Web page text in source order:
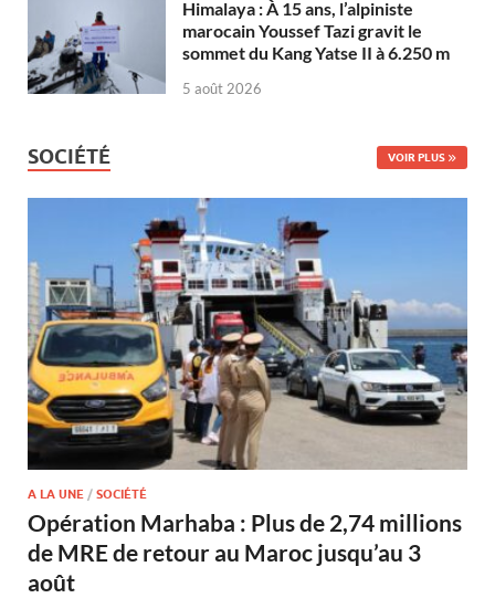
Himalaya : À 15 ans, l’alpiniste
marocain Youssef Tazi gravit le
sommet du Kang Yatse II à 6.250 m
5 août 2026
SOCIÉTÉ VOIR PLUS
A LA UNE / SOCIÉTÉ
Opération Marhaba : Plus de 2,74 millions
de MRE de retour au Maroc jusqu’au 3
août